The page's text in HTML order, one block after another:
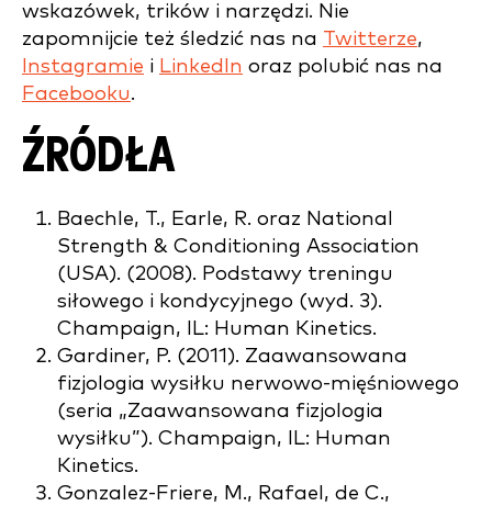
wskazówek, trików i narzędzi. Nie
zapomnijcie też śledzić nas na Twitterze,
Instagramie i LinkedIn oraz polubić nas na
Facebooku.
ŹRÓDŁA
Baechle, T., Earle, R. oraz National
Strength & Conditioning Association
(USA). (2008). Podstawy treningu
siłowego i kondycyjnego (wyd. 3).
Champaign, IL: Human Kinetics.
Gardiner, P. (2011). Zaawansowana
fizjologia wysiłku nerwowo-mięśniowego
(seria „Zaawansowana fizjologia
wysiłku”). Champaign, IL: Human
Kinetics.
Gonzalez-Friere, M., Rafael, de C.,